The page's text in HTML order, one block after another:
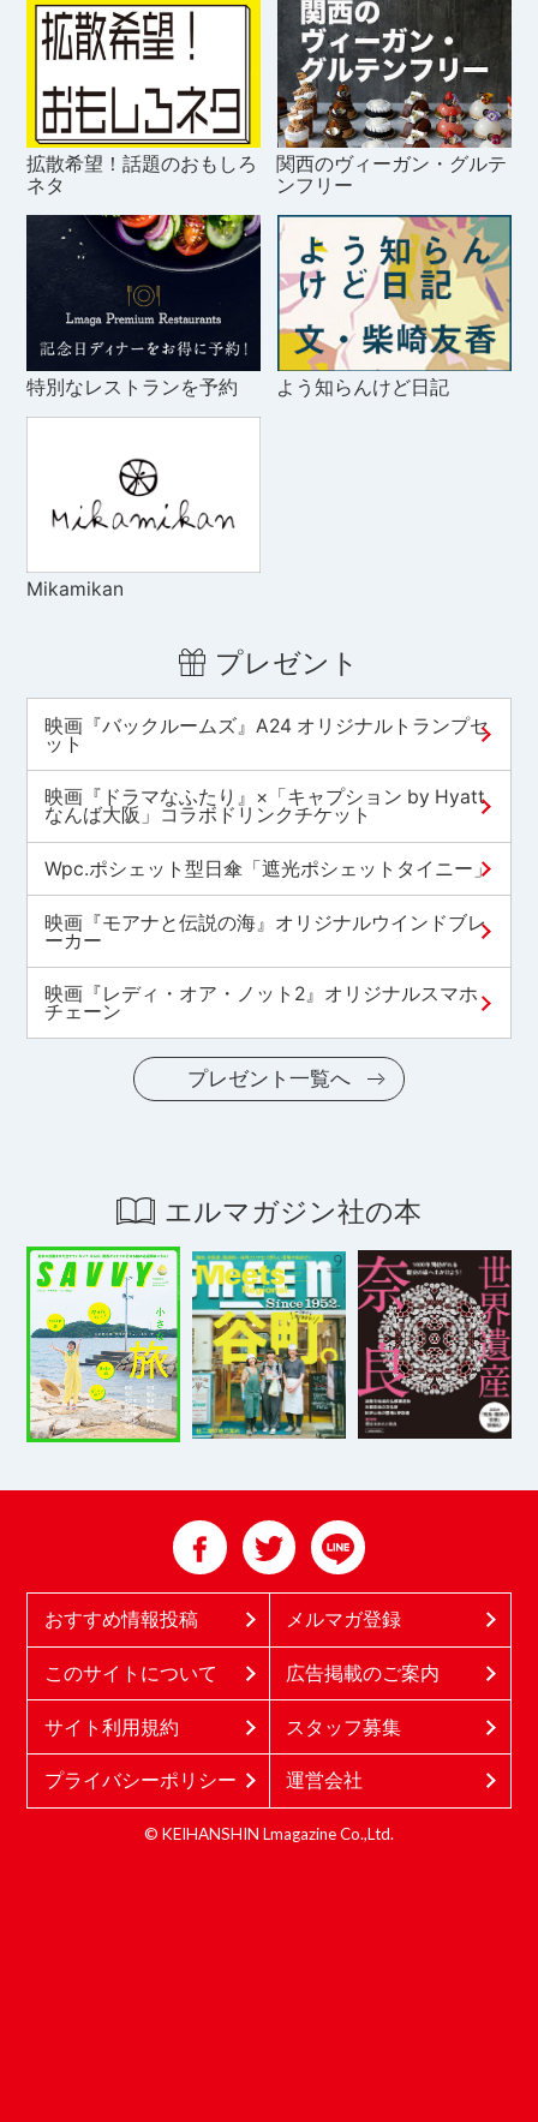
拡散希望！話題のおもしろ
ネタ
関西のヴィーガン・グルテ
ンフリー
特別なレストランを予約 よう知らんけど日記
Mikamikan
プレゼント
映画『バックルームズ』A24 オリジナルトランプセ
ット
映画『ドラマなふたり』×「キャプション by Hyatt
なんば大阪」コラボドリンクチケット
Wpc.ポシェット型日傘「遮光ポシェットタイニー」
映画『モアナと伝説の海』オリジナルウインドブレ
ーカー
映画『レディ・オア・ノット2』オリジナルスマホ
チェーン
プレゼント一覧へ
エルマガジン社の本
おすすめ情報投稿 メルマガ登録
このサイトについて 広告掲載のご案内
サイト利用規約 スタッフ募集
プライバシーポリシー 運営会社
© KEIHANSHIN Lmagazine Co.,Ltd.